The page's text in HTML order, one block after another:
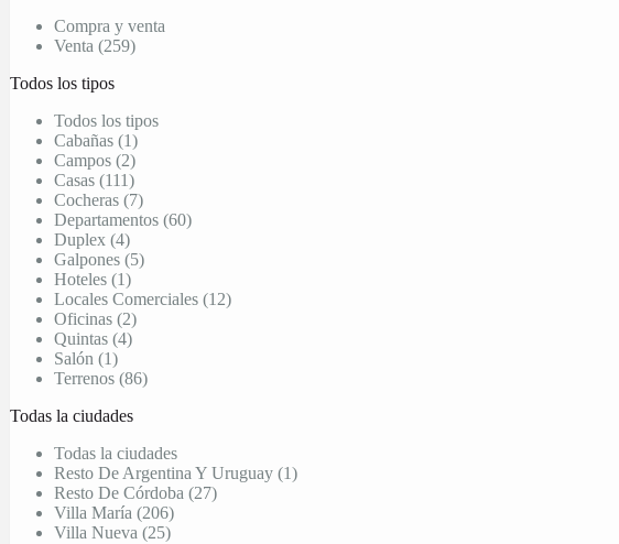
Compra y venta
Venta (259)
Todos los tipos
Todos los tipos
Cabañas (1)
Campos (2)
Casas (111)
Cocheras (7)
Departamentos (60)
Duplex (4)
Galpones (5)
Hoteles (1)
Locales Comerciales (12)
Oficinas (2)
Quintas (4)
Salón (1)
Terrenos (86)
Todas la ciudades
Todas la ciudades
Resto De Argentina Y Uruguay (1)
Resto De Córdoba (27)
Villa María (206)
Villa Nueva (25)